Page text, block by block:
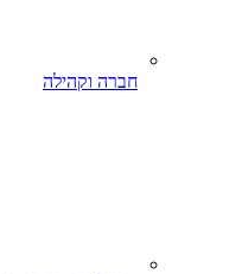
חברה וקהילה